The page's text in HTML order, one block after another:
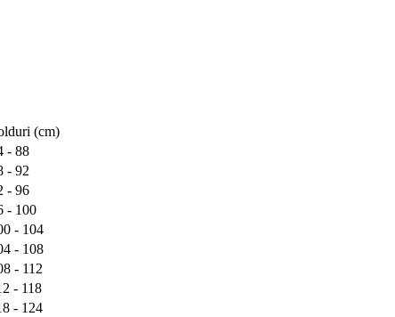
(cm)
- 88
- 92
- 96
- 100
- 104
- 108
- 112
- 118
- 124